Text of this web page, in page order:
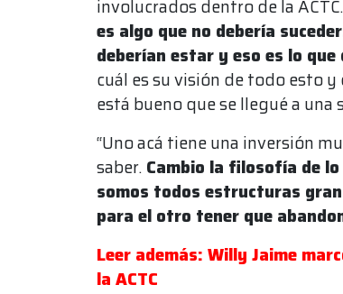
involucrados dentro de la ACTC.
es algo que no debería
deberían estar y eso es lo
cuál es su visión de todo esto
está bueno que se llegué a una
“Uno acá tiene una inversión
saber. Cambio la filosofía de
somos todos estructuras
para el otro tener que
Leer además: Willy Jaime
la ACTC